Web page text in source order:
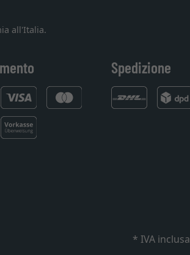
all'Italia.
Spedizione
* IVA inclusa